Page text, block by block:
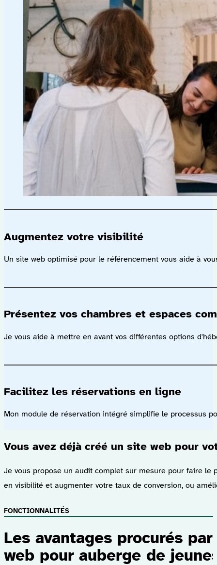
Augmentez votre visibilité
Un site web optimisé pour le référencement vous aide à
Présentez vos chambres et espaces
Je vous aide à mettre en avant vos différentes options
Facilitez les réservations en ligne
Mon module de réservation intégré simplifie le processus
Vous avez déjà créé un site web pour
Je vous propose un audit complet sur mesure pour faire
en visibilité et augmenter votre taux de conversion, ou
FONCTIONNALITÉS
Les avantages procurés
web pour auberge de